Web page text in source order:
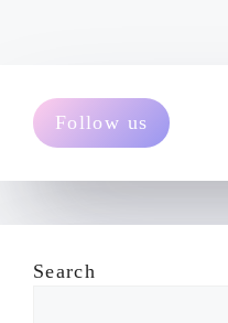
Follow us
Search